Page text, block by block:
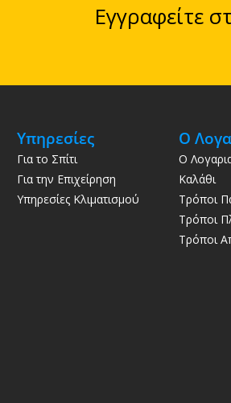
Εγγραφείτε
Υπηρεσίες
Για το Σπίτι
Για την Επιχείρηση
Υπηρεσίες Κλιματισμού
Ο
Ο
Καλάθι
Τρόποι
Τρόποι
Τρόποι